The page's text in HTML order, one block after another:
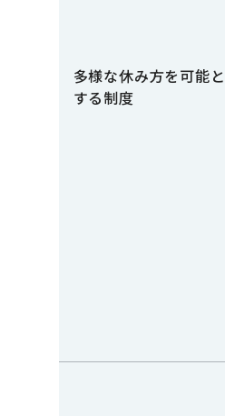
多様な休み方を可能と
する制度